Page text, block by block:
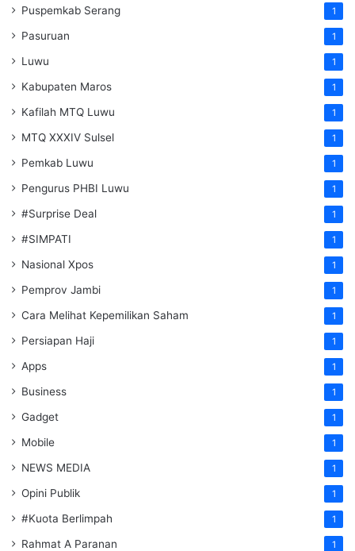
Puspemkab Serang 1
Pasuruan 1
Luwu 1
Kabupaten Maros 1
Kafilah MTQ Luwu 1
MTQ XXXIV Sulsel 1
Pemkab Luwu 1
Pengurus PHBI Luwu 1
#Surprise Deal 1
#SIMPATI 1
Nasional Xpos 1
Pemprov Jambi 1
Cara Melihat Kepemilikan Saham 1
Persiapan Haji 1
Apps 1
Business 1
Gadget 1
Mobile 1
NEWS MEDIA 1
Opini Publik 1
#Kuota Berlimpah 1
Rahmat A Paranan 1